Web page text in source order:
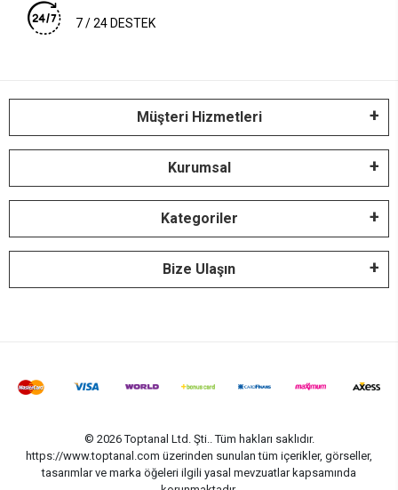
7 / 24 DESTEK
Müşteri Hizmetleri
Kurumsal
Kategoriler
Bize Ulaşın
© 2026 Toptanal Ltd. Şti.. Tüm hakları saklıdır.
https://www.toptanal.com üzerinden sunulan tüm içerikler, görseller,
tasarımlar ve marka öğeleri ilgili yasal mevzuatlar kapsamında